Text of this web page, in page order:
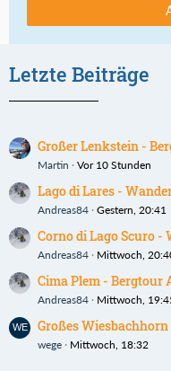
Letzte Beiträge
Großer Lenkstein -
Martin Vor 10 Stunden
Lago di Lares -
Andreas84 Gestern, 20:41
Corno di Lago Scuro
Andreas84 Mittwoch,
Cima Plem - Bergtour
Andreas84 Mittwoch,
Großes
wege Mittwoch, 18:32